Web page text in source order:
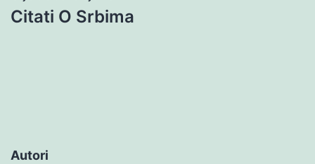
Citati O Srbima
Autori